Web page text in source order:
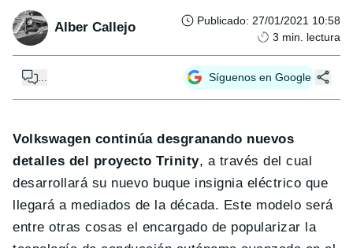
Alber Callejo Publicado: 27/01/2021 10:58
3 min. lectura
Síguenos en Google
Volkswagen continúa desgranando nuevos
detalles del proyecto Trinity, a través del cual
desarrollará su nuevo buque insignia eléctrico que
llegará a mediados de la década. Este modelo será
entre otras cosas el encargado de popularizar la